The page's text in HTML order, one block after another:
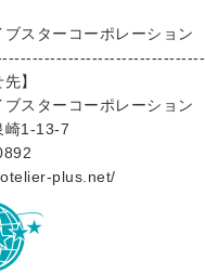
スターコーポレーション
----------------------------
】
スターコーポレーション
崎1-13-7
plus.net/